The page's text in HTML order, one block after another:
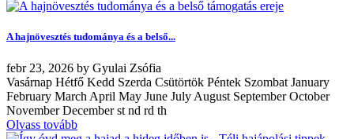
A hajnövesztés tudománya és a belső...
febr 23, 2026 by Gyulai Zsófia
Vasárnap Hétfő Kedd Szerda Csütörtök Péntek Szombat January
February March April May June July August September October
November December st nd rd th
Olvass tovább